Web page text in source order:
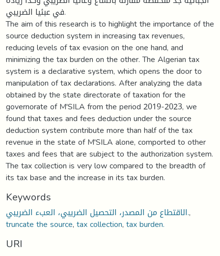
في عبئيا الضريبي.
The aim of this research is to highlight the importance of the
source deduction system in increasing tax revenues,
reducing levels of tax evasion on the one hand, and
minimizing the tax burden on the other. The Algerian tax
system is a declarative system, which opens the door to
manipulation of tax declarations. After analyzing the data
obtained by the state directorate of taxation for the
governorate of M'SILA from the period 2019-2023, we
found that taxes and fees deduction under the source
deduction system contribute more than half of the tax
revenue in the state of M'SILA alone, comported to other
taxes and fees that are subject to the authorization system.
The tax collection is very low compared to the breadth of
its tax base and the increase in its tax burden.
Keywords
الاقتطاع من المصدر، التحصيل الضريبي، العبء الضريبي.,
truncate the source,tax collection,tax burden.
URI